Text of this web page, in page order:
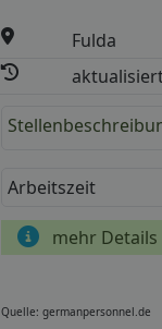
Fulda
Arbeitszeit
mehr Details
Quelle: germanpersonnel.de